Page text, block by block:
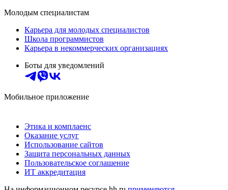
Молодым специалистам
Карьера для молодых специалистов
Школа программистов
Карьера в некоммерческих организациях
Боты для уведомлений
Мобильное приложение
Этика и комплаенс
Оказание услуг
Использование сайтов
Защита персональных данных
Пользовательское соглашение
ИТ аккредитация